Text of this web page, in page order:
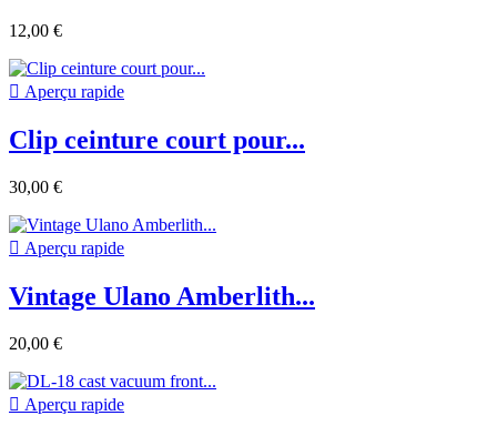
12,00 €
 Aperçu rapide
Clip ceinture court pour...
30,00 €
 Aperçu rapide
Vintage Ulano Amberlith...
20,00 €
 Aperçu rapide